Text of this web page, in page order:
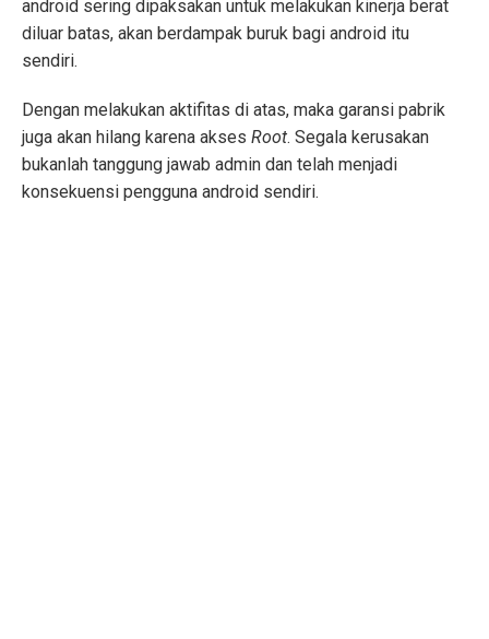
android sering dipaksakan untuk melakukan kinerja berat
diluar batas, akan berdampak buruk bagi android itu
sendiri.
Dengan melakukan aktifitas di atas, maka garansi pabrik
juga akan hilang karena akses Root. Segala kerusakan
bukanlah tanggung jawab admin dan telah menjadi
konsekuensi pengguna android sendiri.